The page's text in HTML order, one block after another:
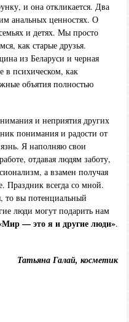
и она откликается. Два
анальных ценностях. О
и детях. Мы просто
как старые друзья.
из Беларуси и черная
психическом, как
объятия полностью
и неприятия других
понимания и радости от
Я наполняю свои
отдавая людям заботу,
а взамен получая
Праздник всегда со мной.
то вы потенциальный
люди могут подарить нам
— это я и другие люди».
Татьяна Галай, косметик